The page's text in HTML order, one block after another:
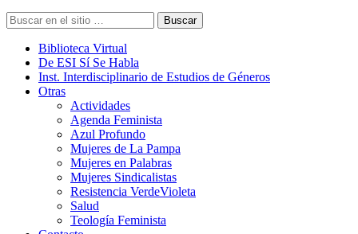
Buscar
Biblioteca Virtual
De ESI Sí Se Habla
Inst. Interdisciplinario de Estudios de Géneros
Otras
Actividades
Agenda Feminista
Azul Profundo
Mujeres de La Pampa
Mujeres en Palabras
Mujeres Sindicalistas
Resistencia VerdeVioleta
Salud
Teología Feminista